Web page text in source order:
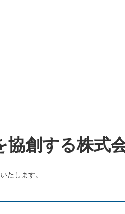
協創する株式
たします。